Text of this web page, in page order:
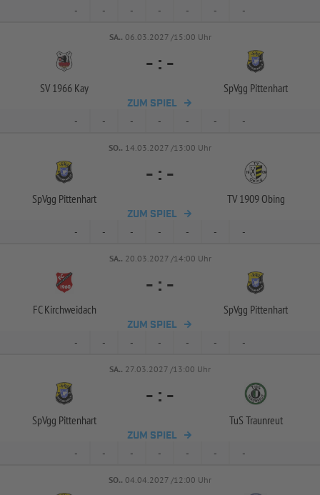
- - - - - - -
SA.. 06.03.2027 /15:00 Uhr
SV 1966 Kay
- : -
SpVgg Pittenhart
ZUM SPIEL
- - - - - - -
SO.. 14.03.2027 /13:00 Uhr
SpVgg Pittenhart
- : -
TV 1909 Obing
ZUM SPIEL
- - - - - - -
SA.. 20.03.2027 /14:00 Uhr
FC Kirchweidach
- : -
SpVgg Pittenhart
ZUM SPIEL
- - - - - - -
SA.. 27.03.2027 /13:00 Uhr
SpVgg Pittenhart
- : -
TuS Traunreut
ZUM SPIEL
- - - - - - -
SO.. 04.04.2027 /12:00 Uhr